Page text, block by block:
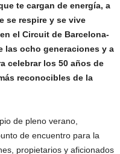
te cargan de energía, a
se respire y se vive
el Circuit de Barcelona-
las ocho generaciones y a
celebrar los 50 años de
reconocibles de la
de pleno verano,
de encuentro para la
propietarios y aficionados